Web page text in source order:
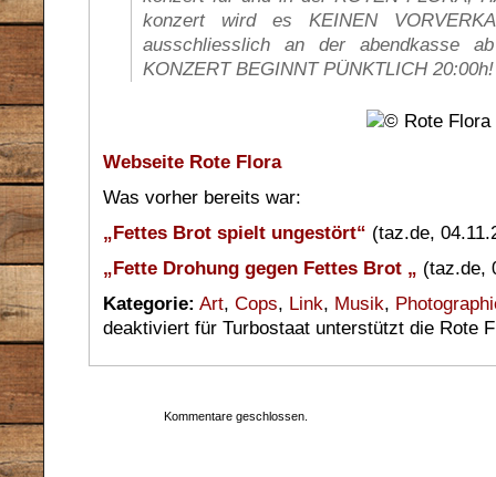
konzert wird es KEINEN
ausschliesslich an der abendkasse
KONZERT BEGINNT PÜNKTLICH 20:00h!
Webseite Rote Flora
Was vorher bereits war:
„Fettes Brot spielt ungestört“ (taz.de,
„Fette Drohung gegen Fettes Brot „ (taz.de,
Kategorie: Art, Cops, Link, Musik,
deaktiviert für Turbostaat unterstützt die Rote
Kommentare geschlossen.